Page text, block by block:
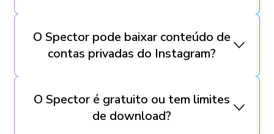
O Spector pode baixar conteúdo de
contas privadas do Instagram?
O Spector é gratuito ou tem limites
de download?